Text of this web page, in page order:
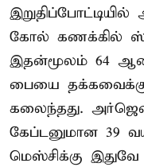
கோல் கணக்கில்
இதன்மூலம் 64
பையை
கலைந்தது.
கேப்டனுமான
மெஸ்சிக்கு